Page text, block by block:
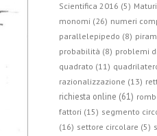
Scientifica 2016 (5)
monomi (26) numeri
parallelepipedo (8)
probabilità (8) problemi
quadrato (11)
razionalizzazione (13)
richiesta online (61)
fattori (15) segmento
(16) settore circolare (5)